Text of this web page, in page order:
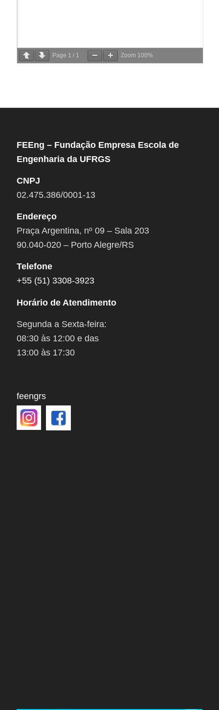
Page 1 / 1 Zoom 100%
FEEng – Fundação Empresa Escola de
Engenharia da UFRGS
CNPJ
02.475.386/0001-13
Endereço
Praça Argentina, nº 09 – Sala 203
90.040-020 – Porto Alegre/RS
Telefone
+55 (51) 3308-3923
Horário de Atendimento
Segunda a Sexta-feira:
08:30 às 12:00 e das
13:00 às 17:30
feengrs